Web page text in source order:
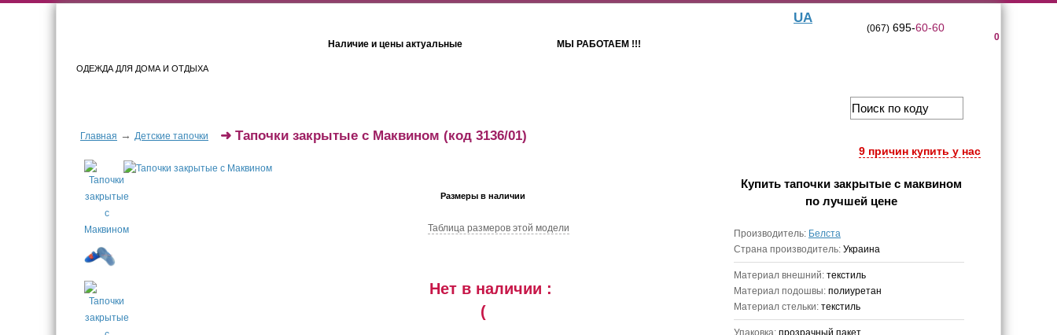
ОДЕЖДА ДЛЯ ДОМА И ОТДЫХА
Наличие и цены актуальные МЫ РАБОТАЕМ !!!
UA
0
(067)695-60-60
Главная → Детские тапочки
9 причин купить у нас
➜ Тапочки закрытые с Маквином (код 3136/01)
Размеры в наличии
Таблица размеров этой модели
Нет в наличии :
(
Купить тапочки закрытые с маквином
по лучшей цене
Производитель: Белста
Страна производитель: Украина
Материал внешний: текстиль
Материал подошвы: полиуретан
Материал стельки: текстиль
Упаковка: прозрачный пакет